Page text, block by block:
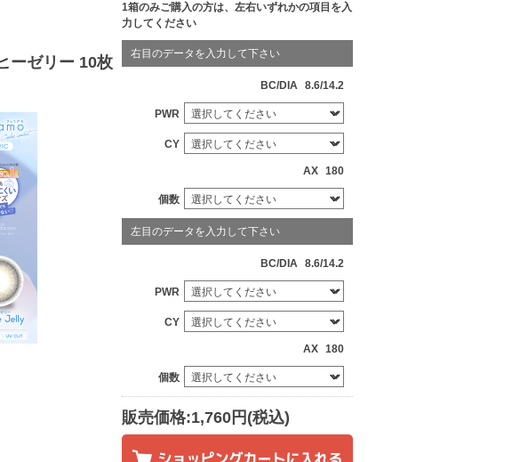
ーゼリー 10枚
1箱のみご購入の方は、左右いずれかの項目を入
力してください
右目のデータを入力して下さい
BC/DIA 8.6/14.2
PWR
CY
AX 180
個数
左目のデータを入力して下さい
BC/DIA 8.6/14.2
PWR
CY
AX 180
個数
販売価格:1,760円(税込)